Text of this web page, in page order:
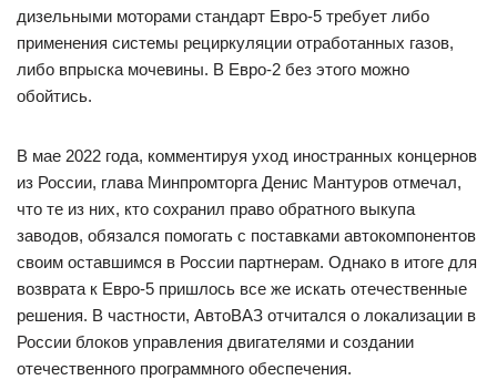
дизельными моторами стандарт Евро-5 требует либо
применения системы рециркуляции отработанных газов,
либо впрыска мочевины. В Евро-2 без этого можно
обойтись.
В мае 2022 года, комментируя уход иностранных концернов
из России, глава Минпромторга Денис Мантуров отмечал,
что те из них, кто сохранил право обратного выкупа
заводов, обязался помогать с поставками автокомпонентов
своим оставшимся в России партнерам. Однако в итоге для
возврата к Евро-5 пришлось все же искать отечественные
решения. В частности, АвтоВАЗ отчитался о локализации в
России блоков управления двигателями и создании
отечественного программного обеспечения.